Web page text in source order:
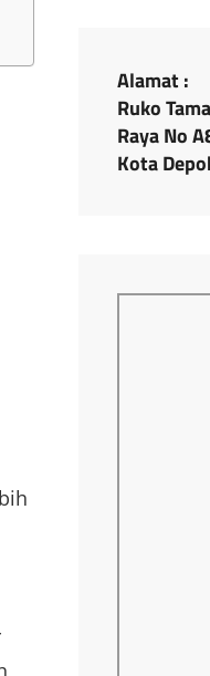
Alamat :
Ruko
Raya No
Kota